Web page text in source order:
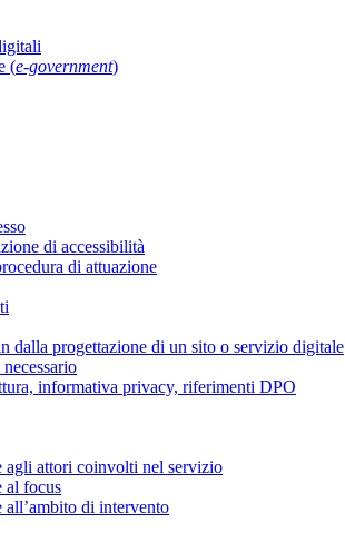
(e-government)
di accessibilità
di attuazione
dalla progettazione di un sito o servizio digitale
informativa privacy, riferimenti DPO
agli attori coinvolti nel servizio
al focus
di intervento